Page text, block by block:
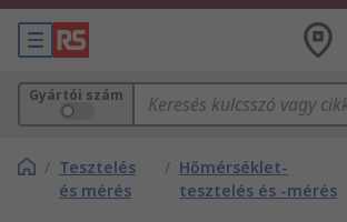
Gyártói szám
/ Tesztelés
és mérés
/ Hőmérséklet-
tesztelés és -mérés